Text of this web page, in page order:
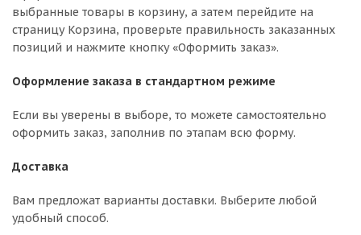
выбранные товары в корзину, а затем перейдите на
страницу Корзина, проверьте правильность заказанных
позиций и нажмите кнопку «Оформить заказ».
Оформление заказа в стандартном режиме
Если вы уверены в выборе, то можете самостоятельно
оформить заказ, заполнив по этапам всю форму.
Доставка
Вам предложат варианты доставки. Выберите любой
удобный способ.